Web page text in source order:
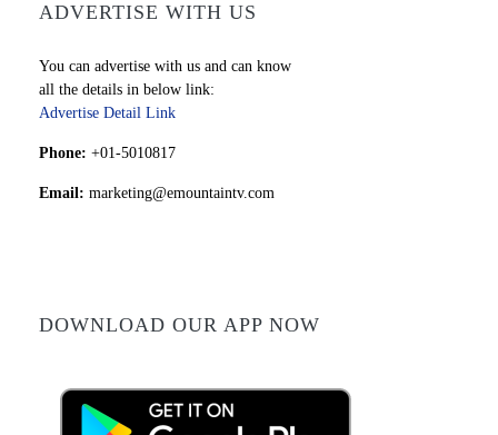
ADVERTISE WITH US
You can advertise with us and can know
all the details in below link:
Advertise Detail Link
Phone: +01-5010817
Email: marketing@emountaintv.com
DOWNLOAD OUR APP NOW